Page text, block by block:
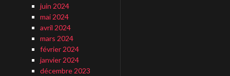
juin 2024
mai 2024
avril 2024
mars 2024
février 2024
janvier 2024
décembre 2023